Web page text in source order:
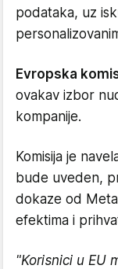
podataka, uz
Evropska
ovakav izbor
kompanije.
Komisija je
bude uveden,
dokaze od
efektima i
"Korisnici u EU